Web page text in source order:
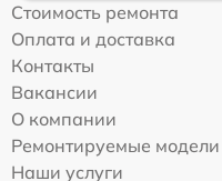
Стоимость ремонта
Оплата и доставка
Контакты
Вакансии
О компании
Ремонтируемые модели
Наши услуги